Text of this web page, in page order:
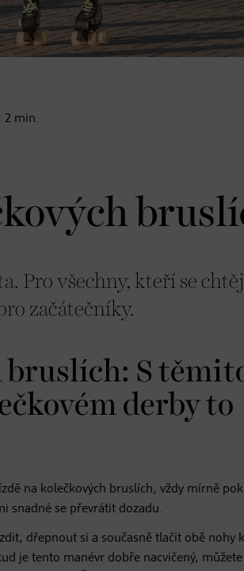
2 min.
Pro všechny, kteří se
začátečníky.
bruslích: S
derby to
na kolečkových bruslích, vždy mírně
snadné se převrátit dozadu.
dřepnout si a současně tlačit obě nohy
je tento manévr dobře nacvičený,